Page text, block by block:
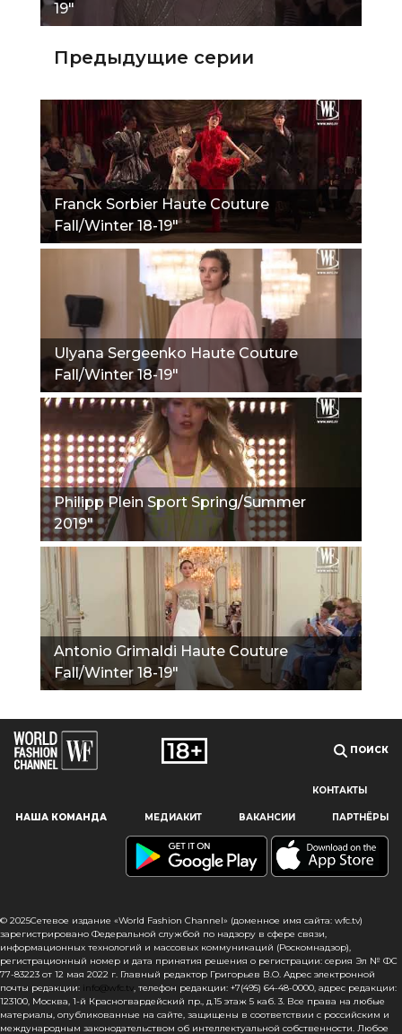
Наш сайт использует файлы cookie и похожие технологии,
пользователям, предоставляя персонализированную
информацию, запоминая предпочтения в области
сайта, вы подтверждаете свое согласие на использование
файлов cookie в соответствии с настоящим уведомлением
в отношении данного типа файлов. Если вы не согласны
с тем, чтобы мы использовали данный тип файлов,
то вы должны соответствующим образом установить
настройки вашего браузера или не использовать сайт wfc.tv
19"
Предыдущие серии
Franck Sorbier Haute Couture
Fall/Winter 18-19"
Ulyana Sergeenko Haute Couture
Fall/Winter 18-19"
Philipp Plein Sport Spring/Summer
2019"
Antonio Grimaldi Haute Couture
Fall/Winter 18-19"
ПОИСК
КОНТАКТЫ
НАША КОМАНДА МЕДИАКИТ ВАКАНСИИ ПАРТНЁРЫ
© 2025Сетевое издание «World Fashion Channel» (доменное имя сайта: wfc.tv)
зарегистрировано Федеральной службой по надзору в сфере связи,
информационных технологий и массовых коммуникаций (Роскомнадзор),
регистрационный номер и дата принятия решения о регистрации: серия Эл № ФС
77-83223 от 12 мая 2022 г. Главный редактор Григорьев В.О. Адрес электронной
почты редакции: info@wfc.tv, телефон редакции: +7(495) 64-48-0000, адрес редакции:
123100, Москва, 1-й Красногвардейский пр., д.15 этаж 5 каб. 3. Все права на любые
материалы, опубликованные на сайте, защищены в соответствии с российским и
международным законодательством об интеллектуальной собственности. Любое